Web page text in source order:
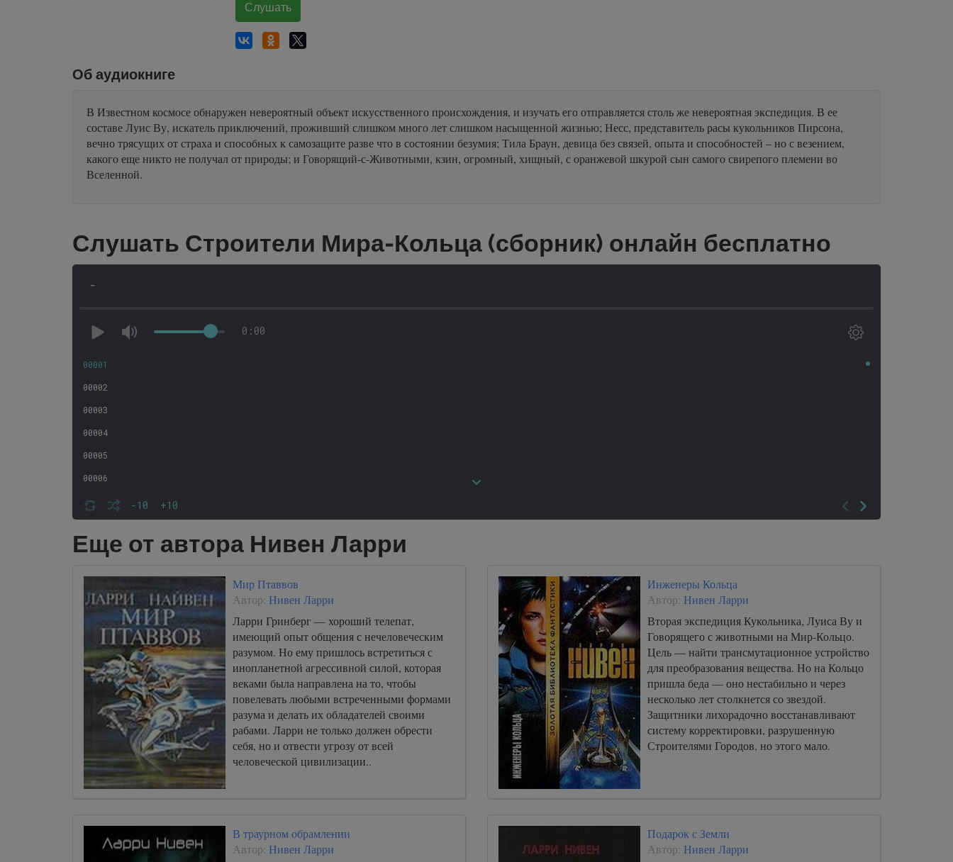
Слушать
Об аудиокниге
В Известном космосе обнаружен невероятный объект искусственного происхождения, и изучать его отправляется столь же невероятная экспедиция. В ее
составе Луис Ву, искатель приключений, проживший слишком много лет слишком насыщенной жизнью; Несс, представитель расы кукольников Пирсона,
вечно трясущих от страха и способных к самозащите разве что в состоянии безумия; Тила Браун, девица без связей, опыта и способностей – но с везением,
какого еще никто не получал от природы; и Говорящий-с-Животными, кзин, огромный, хищный, с оранжевой шкурой сын самого свирепого племени во
Вселенной.
Слушать Строители Мира-Кольца (сборник) онлайн бесплатно
-
0:00
-10 +10
00001
00002
00003
00004
00005
00006
00007
00008
00009
000011
000012
000014
000015
000016
000017
000019
000022
Еще от автора Нивен Ларри
Мир Птаввов
Автор: Нивен Ларри
Ларри Гринберг — хороший телепат,
имеющий опыт общения с нечеловеческим
разумом. Но ему пришлось встретиться с
инопланетной агрессивной силой, которая
веками была направлена на то, чтобы
повелевать любыми встреченными формами
разума и делать их обладателей своими
рабами. Ларри не только должен обрести
себя, но и отвести угрозу от всей
человеческой цивилизации..
Инженеры Кольца
Автор: Нивен Ларри
Вторая экспедиция Кукольника, Луиса Ву и
Говорящего с животными на Мир-Кольцо.
Цель — найти трансмутационное устройство
для преобразования вещества. Но на Кольцо
пришла беда — оно нестабильно и через
несколько лет столкнется со звездой.
Защитники лихорадочно восстанавливают
систему корректировки, разрушенную
Строителями Городов, но этого мало.
В траурном обрамлении
Автор: Нивен Ларри
Подарок с Земли
Автор: Нивен Ларри